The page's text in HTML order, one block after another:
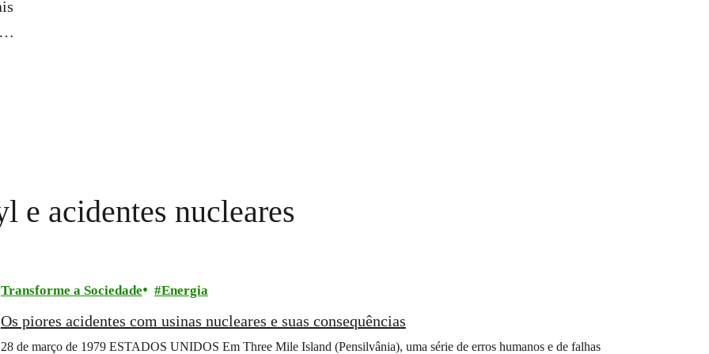
e acidentes nucleares
Transforme a Sociedade Energia
Os piores acidentes com usinas nucleares e suas consequências
28 de março de 1979 ESTADOS UNIDOS Em Three Mile Island (Pensilvânia), uma série de erros humanos e de falhas